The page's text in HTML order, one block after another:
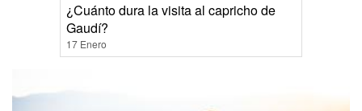
¿Cuánto dura la visita al capricho de
Gaudí?
17 Enero